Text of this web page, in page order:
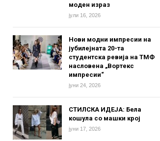
моден израз
јули 16, 2026
Нови модни импресии на
јубилејната 20-та
студентска ревија на ТМФ
насловена „Вортекс
импресии“
јуни 24, 2026
СТИЛСКА ИДЕЈА: Бела
кошула со машки крој
јуни 17, 2026